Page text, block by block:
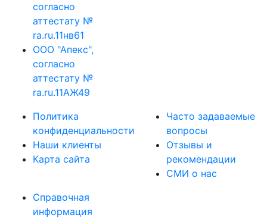
согласно
аттестату №
ra.ru.11нв61
ООО "Апекс",
согласно
аттестату №
ra.ru.11АЖ49
Политика
конфиденциальности
Наши клиенты
Карта сайта
Часто задаваемые
вопросы
Отзывы и
рекомендации
СМИ о нас
Справочная
информация